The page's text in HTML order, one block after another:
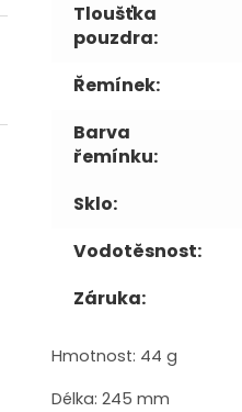
Tloušťka
pouzdra:
Řemínek:
Barva
řemínku:
Sklo:
Vodotěsnost:
Záruka:
Hmotnost: 44 g
Délka: 245 mm